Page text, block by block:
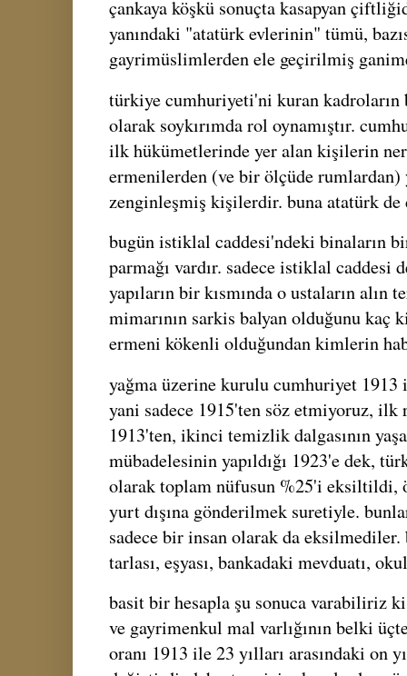
çankaya köşkü sonuçta kasapyan
yanındaki "atatürk evlerinin" tümü,
gayrimüslimlerden ele geçirilmiş
türkiye cumhuriyeti'ni kuran
olarak soykırımda rol oynamıştır.
ilk hükümetlerinde yer alan kişilerin
ermenilerden (ve bir ölçüde rumlardan)
zenginleşmiş kişilerdir. buna atatürk
bugün istiklal caddesi'ndeki binaların
parmağı vardır. sadece istiklal
yapıların bir kısmında o ustaların alın
mimarının sarkis balyan olduğunu kaç
ermeni kökenli olduğundan kimlerin
yağma üzerine kurulu cumhuriyet 1913
yani sadece 1915'ten söz etmiyoruz, ilk
1913'ten, ikinci temizlik dalgasının
mübadelesinin yapıldığı 1923'e dek,
olarak toplam nüfusun %25'i eksiltildi,
yurt dışına gönderilmek suretiyle.
sadece bir insan olarak da
tarlası, eşyası, bankadaki mevduatı,
basit bir hesapla şu sonuca varabiliriz
ve gayrimenkul mal varlığının belki
oranı 1913 ile 23 yılları arasındaki on